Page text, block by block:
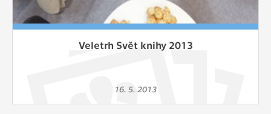
Veletrh Svět knihy 2013
16. 5. 2013